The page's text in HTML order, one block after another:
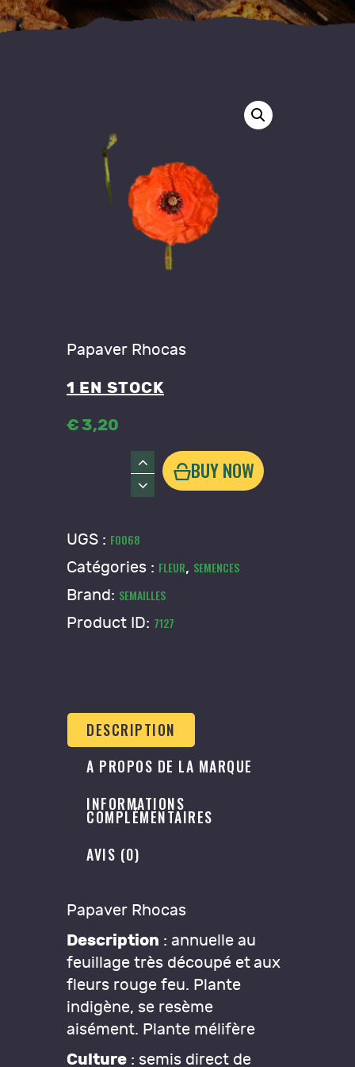
Papaver Rhocas
1 EN STOCK
€ 3,20
Champs
BUY NOW
UGS : F0068
Catégories : FLEUR, SEMENCES
Brand: SEMAILLES
Product ID: 7127
DESCRIPTION
A PROPOS DE LA MARQUE
INFORMATIONS
COMPLÉMENTAIRES
AVIS (0)
Papaver Rhocas
Description : annuelle au
feuillage très découpé et aux
fleurs rouge feu. Plante
indigène, se resème
aisément. Plante mélifère
Culture: semis direct de